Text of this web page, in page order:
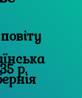
р.